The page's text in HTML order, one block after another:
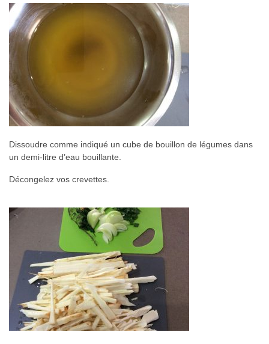
Dissoudre comme indiqué un cube de bouillon de légumes dans
un demi-litre d’eau bouillante.
Décongelez vos crevettes.